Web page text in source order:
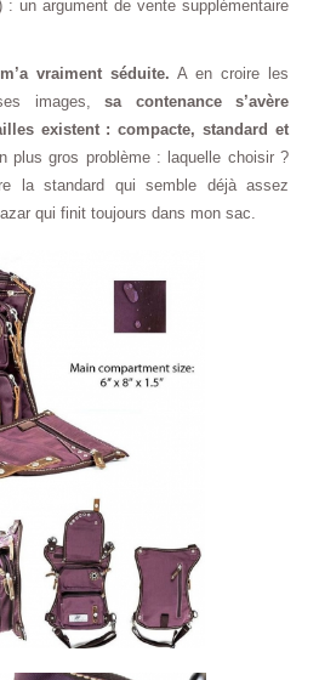
un argument de vente supplémentaire
vraiment séduite. A en croire les
images,sa contenance s’avère
existent : compacte, standard et
plus gros problème : laquelle choisir ?
la standard qui semble déjà assez
qui finit toujours dans mon sac.